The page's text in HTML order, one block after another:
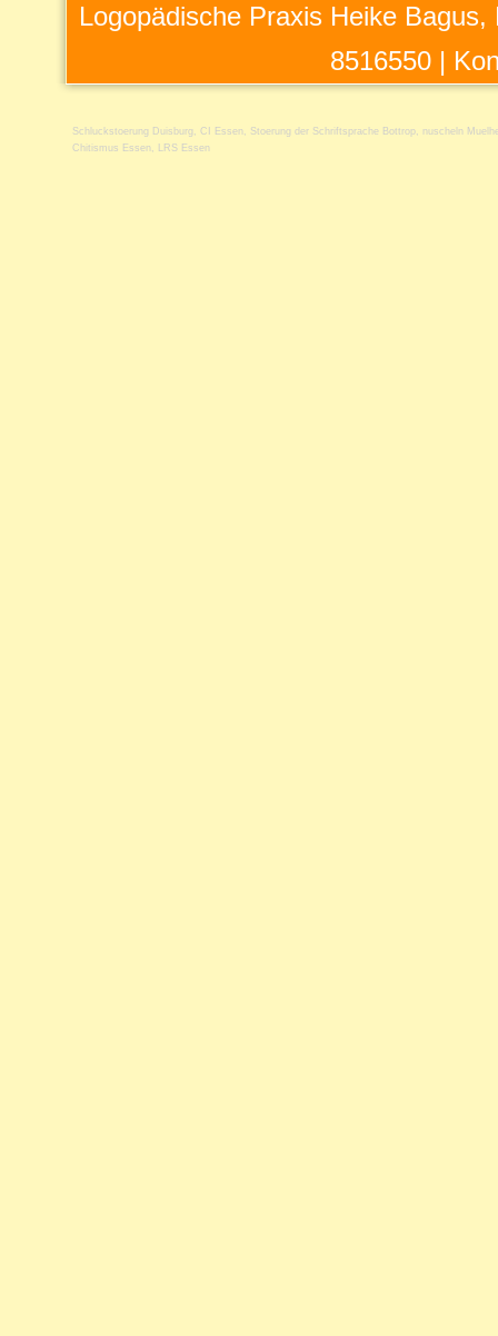
Logopädische Praxis Heike
8516550 |
Schluckstoerung Duisburg , CI Essen , Stoerung der Schriftsprache Bottrop, nuscheln
Chitismus Essen , LRS Essen